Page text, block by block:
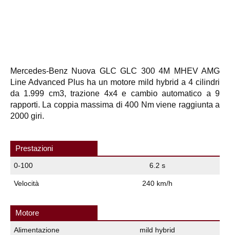
Mercedes-Benz Nuova GLC GLC 300 4M MHEV AMG
Line Advanced Plus ha un motore mild hybrid a 4 cilindri
da 1.999 cm3, trazione 4x4 e cambio automatico a 9
rapporti. La coppia massima di 400 Nm viene raggiunta a
2000 giri.
Prestazioni
0-100 6.2 s
Velocità 240 km/h
Motore
Alimentazione mild hybrid